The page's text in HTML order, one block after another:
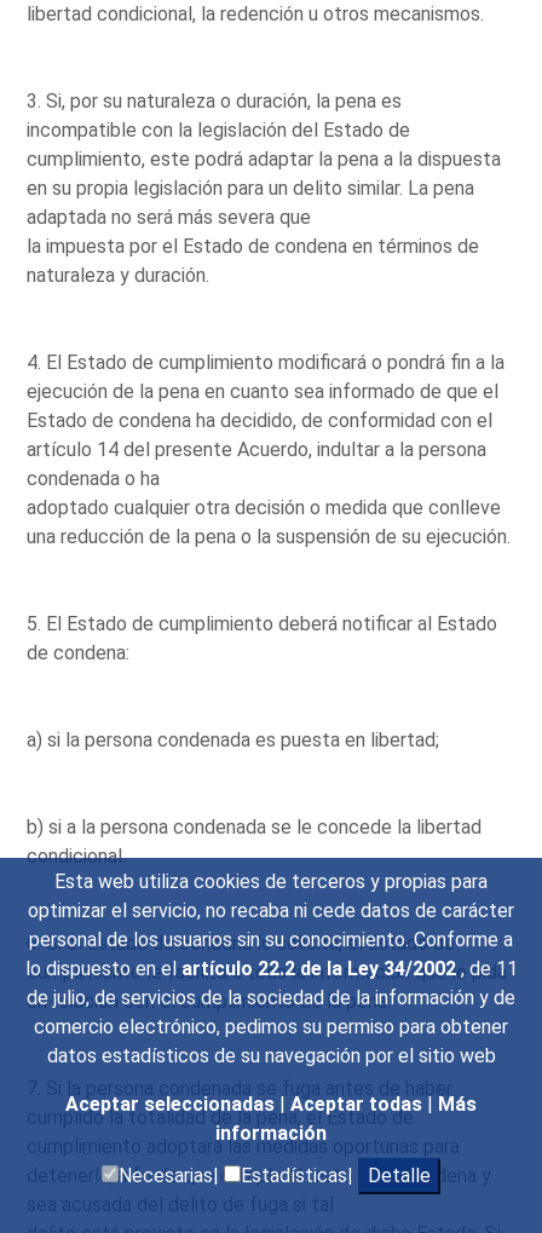
Esta web utiliza cookies de terceros y propias para
optimizar el servicio, no recaba ni cede datos de carácter
personal de los usuarios sin su conocimiento. Conforme a
lo dispuesto en elartículo 22.2 de la Ley 34/2002, de 11
de julio, de servicios de la sociedad de la información y de
comercio electrónico, pedimos su permiso para obtener
datos estadísticos de su navegación por el sitio web
Aceptar seleccionadas | Aceptar todas | Más
información
Necesarias|
Estadísticas| Detalle
libertad condicional, la redención u otros mecanismos.
3. Si, por su naturaleza o duración, la pena es
incompatible con la legislación del Estado de
cumplimiento, este podrá adaptar la pena a la dispuesta
en su propia legislación para un delito similar. La pena
adaptada no será más severa que
la impuesta por el Estado de condena en términos de
naturaleza y duración.
4. El Estado de cumplimiento modificará o pondrá fin a la
ejecución de la pena en cuanto sea informado de que el
Estado de condena ha decidido, de conformidad con el
artículo 14 del presente Acuerdo, indultar a la persona
condenada o ha
adoptado cualquier otra decisión o medida que conlleve
una reducción de la pena o la suspensión de su ejecución.
5. El Estado de cumplimiento deberá notificar al Estado
de condena:
a) si la persona condenada es puesta en libertad;
b) si a la persona condenada se le concede la libertad
condicional.
6. Si el Estado de condena lo solicita, el Estado de
cumplimiento le facilitará toda la información que le pida
en relación con el cumplimiento de la pena.
7. Si la persona condenada se fuga antes de haber
cumplido la totalidad de la pena, el Estado de
cumplimiento adoptará las medidas oportunas para
detenerla, a fin de que cumpla el resto de la condena y
sea acusada del delito de fuga si tal